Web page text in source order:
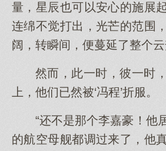
量，星辰也可以安心的施展
连绵不觉打出，光芒的范围
阔，转瞬间，便蔓延了整个云
然而，此一时，彼一时
上，他们已然被‘冯程’折服。
“还不是那个李嘉豪！他
的航空母舰都调过来了，他